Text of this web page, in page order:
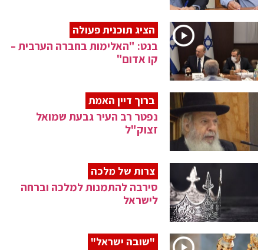
הציג תוכנית פעולה
בנט: "האלימות בחברה הערבית –
קו אדום"
ברוך דיין האמת
נפטר רב העיר גבעת שמואל
זצוק"ל
צרות של מלכה
סירבה להתמנות למלכה וברחה
לישראל
"שובה ישראל"